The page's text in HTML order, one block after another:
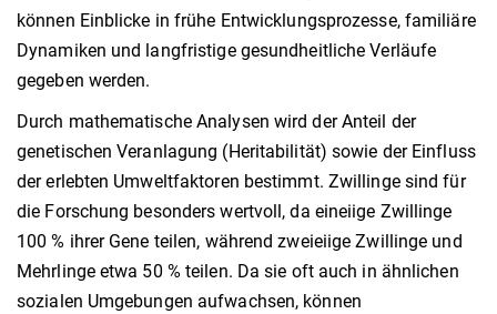
können Einblicke in frühe Entwicklungsprozesse, familiäre
Dynamiken und langfristige gesundheitliche Verläufe
gegeben werden.
Durch mathematische Analysen wird der Anteil der
genetischen Veranlagung (Heritabilität) sowie der Einfluss
der erlebten Umweltfaktoren bestimmt. Zwillinge sind für
die Forschung besonders wertvoll, da eineiige Zwillinge
100 % ihrer Gene teilen, während zweieiige Zwillinge und
Mehrlinge etwa 50 % teilen. Da sie oft auch in ähnlichen
sozialen Umgebungen aufwachsen, können